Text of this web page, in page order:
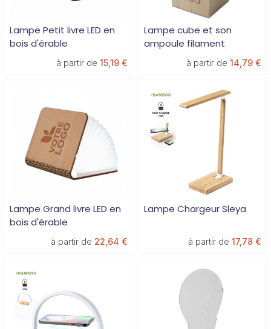
Lampe Petit livre LED en
bois d'érable
à partir de 15,19 €
Lampe cube et son
ampoule filament
à partir de 14,79 €
Lampe Grand livre LED en
bois d'érable
à partir de 22,64 €
Lampe Chargeur Sleya
à partir de 17,78 €